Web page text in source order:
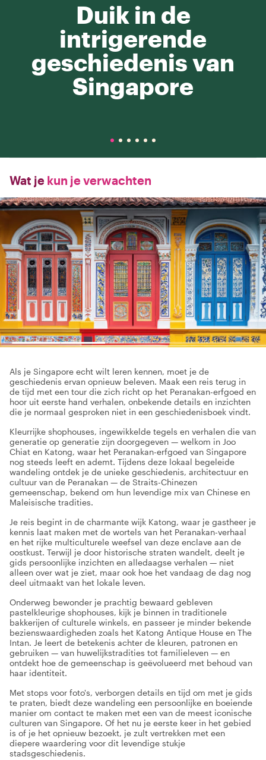
Duik in de
intrigerende
geschiedenis van
Singapore
Wat je kun je verwachten
Als je Singapore echt wilt leren kennen, moet je de
geschiedenis ervan opnieuw beleven. Maak een reis terug in
de tijd met een tour die zich richt op het Peranakan-erfgoed en
hoor uit eerste hand verhalen, onbekende details en inzichten
die je normaal gesproken niet in een geschiedenisboek vindt.
Kleurrijke shophouses, ingewikkelde tegels en verhalen die van
generatie op generatie zijn doorgegeven — welkom in Joo
Chiat en Katong, waar het Peranakan-erfgoed van Singapore
nog steeds leeft en ademt. Tijdens deze lokaal begeleide
wandeling ontdek je de unieke geschiedenis, architectuur en
cultuur van de Peranakan — de Straits-Chinezen
gemeenschap, bekend om hun levendige mix van Chinese en
Maleisische tradities.
Je reis begint in de charmante wijk Katong, waar je gastheer je
kennis laat maken met de wortels van het Peranakan-verhaal
en het rijke multiculturele weefsel van deze enclave aan de
oostkust. Terwijl je door historische straten wandelt, deelt je
gids persoonlijke inzichten en alledaagse verhalen — niet
alleen over wat je ziet, maar ook hoe het vandaag de dag nog
deel uitmaakt van het lokale leven.
Onderweg bewonder je prachtig bewaard gebleven
pastelkleurige shophouses, kijk je binnen in traditionele
bakkerijen of culturele winkels, en passeer je minder bekende
bezienswaardigheden zoals het Katong Antique House en The
Intan. Je leert de betekenis achter de kleuren, patronen en
gebruiken — van huwelijkstradities tot familieleven — en
ontdekt hoe de gemeenschap is geëvolueerd met behoud van
haar identiteit.
Met stops voor foto's, verborgen details en tijd om met je gids
te praten, biedt deze wandeling een persoonlijke en boeiende
manier om contact te maken met een van de meest iconische
culturen van Singapore. Of het nu je eerste keer in het gebied
is of je het opnieuw bezoekt, je zult vertrekken met een
diepere waardering voor dit levendige stukje
stadsgeschiedenis.